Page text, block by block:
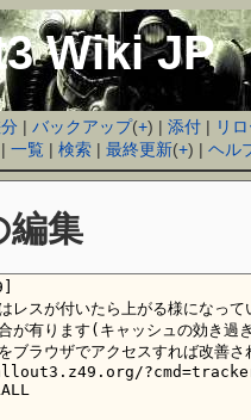
Wiki JP
|バックアップ(+) |添付 | リ
|一覧 |検索 |最終更新(+) |ヘル
編集